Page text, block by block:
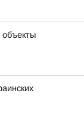
объекты